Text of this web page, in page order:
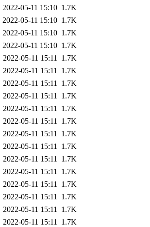
2022-05-11 15:10 1.7K
2022-05-11 15:10 1.7K
2022-05-11 15:10 1.7K
2022-05-11 15:10 1.7K
2022-05-11 15:11 1.7K
2022-05-11 15:11 1.7K
2022-05-11 15:11 1.7K
2022-05-11 15:11 1.7K
2022-05-11 15:11 1.7K
2022-05-11 15:11 1.7K
2022-05-11 15:11 1.7K
2022-05-11 15:11 1.7K
2022-05-11 15:11 1.7K
2022-05-11 15:11 1.7K
2022-05-11 15:11 1.7K
2022-05-11 15:11 1.7K
2022-05-11 15:11 1.7K
2022-05-11 15:11 1.7K